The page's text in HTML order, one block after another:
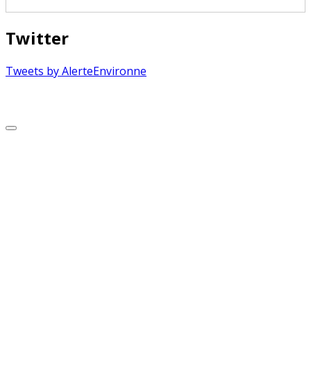
Twitter
Tweets by AlerteEnvironne
Scroll